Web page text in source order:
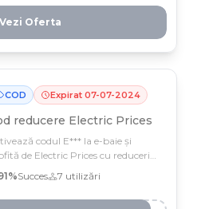
ți baia la preț de vis!
Vezi Oferta
COD Expirat 07-07-2024
reducere Electric Prices
codul E*** la e-baie și
de Electric Prices cu reduceri
electrocasnice și articole
%Succes 7 utilizări